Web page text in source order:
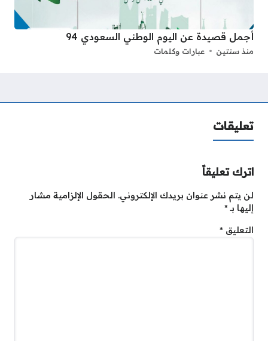
أجمل قصيدة عن اليوم الوطني السعودي 94
منذ سنتين عبارات وكلمات
تعليقات
اترك تعليقاً
لن يتم نشر عنوان بريدك الإلكتروني. الحقول الإلزامية مشار
إليها بـ*
التعليق *